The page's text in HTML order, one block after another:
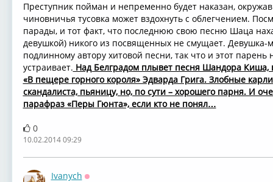
Преступник пойман и непременно будет наказан,
чиновничья тусовка может вздохнуть с облегчением.
парады, и тот факт, что последнюю свою песню Шаца
девушкой) никого из посвященных не смущает. Девушка-
подлинному автору хитовой песни, так что и этот
устраивает. Над Белградом плывет песня Шандора Киша,
«В пещере горного короля» Эдварда Грига. Злобные
скандалиста, пьяницу, но, по сути – хорошего парня. И
парафраз «Перы Гюнта», если кто не понял…
0
10.02.2014 09:29
Ivanych